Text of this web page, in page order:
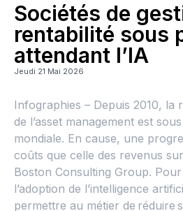
Sociétés de
rentabilité sous
attendant l’IA
Jeudi 21 Mai 2026
Infographies – Depuis 2010, la
de l’asset management est
mondiale. En cause, une
coûts que celle des revenus
Boston Consulting Group.
l’adoption de l’intelligence
permettre au métier de réduire